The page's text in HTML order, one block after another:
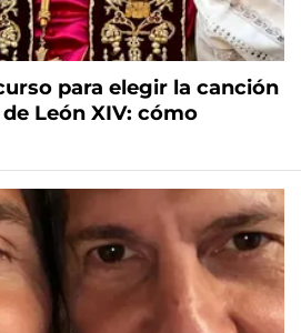
para elegir la canción
León XIV: cómo